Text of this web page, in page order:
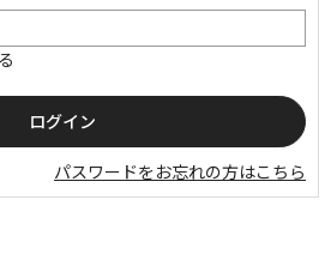
パスワードをお忘れの方はこちら